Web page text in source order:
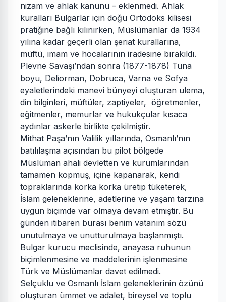
nizam ve ahlak kanunu – eklenmedi. Ahlak
kuralları Bulgarlar için doğu Ortodoks kilisesi
pratiğine bağlı kılınırken, Müslümanlar da 1934
yılına kadar geçerli olan şeriat kurallarına,
müftü, imam ve hocalarının iradesine bırakıldı.
Plevne Savaşı’ndan sonra (1877-1878) Tuna
boyu, Deliorman, Dobruca, Varna ve Sofya
eyaletlerindeki manevi bünyeyi oluşturan ulema,
din bilginleri, müftüler, zaptiyeler, öğretmenler,
eğitmenler, memurlar ve hukukçular kısaca
aydınlar askerle birlikte çekilmiştir.
Mithat Paşa’nın Valilik yıllarında, Osmanlı’nın
batılılaşma açısından bu pilot bölgede
Müslüman ahali devletten ve kurumlarından
tamamen kopmuş, içine kapanarak, kendi
topraklarında korka korka üretip tüketerek,
İslam geleneklerine, adetlerine ve yaşam tarzına
uygun biçimde var olmaya devam etmiştir. Bu
günden itibaren burası benim vatanım sözü
unutulmaya ve unutturulmaya başlanmıştı.
Bulgar kurucu meclisinde, anayasa ruhunun
biçimlenmesine ve maddelerinin işlenmesine
Türk ve Müslümanlar davet edilmedi.
Selçuklu ve Osmanlı İslam geleneklerinin özünü
oluşturan ümmet ve adalet, bireysel ve toplu